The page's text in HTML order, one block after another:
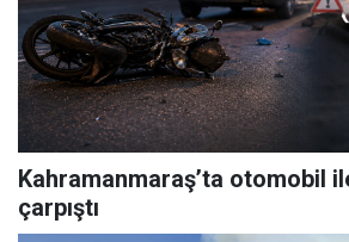
Kahramanmaraş’ta otomobil
çarpıştı